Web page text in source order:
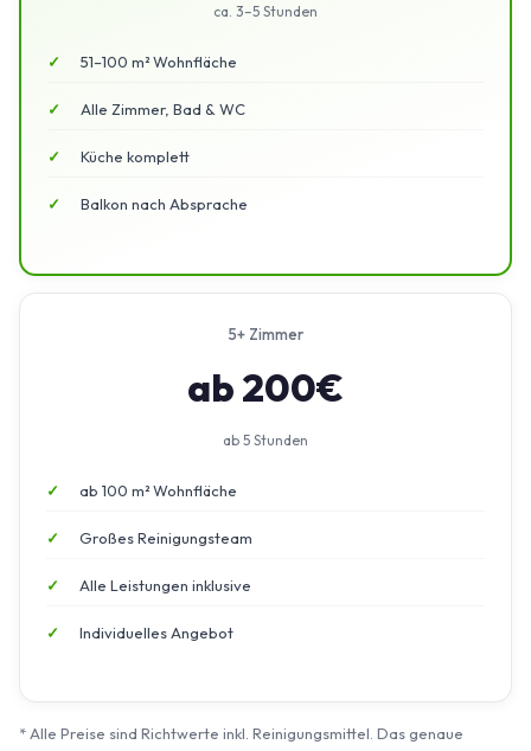
ca. 3–5 Stunden
51–100 m² Wohnfläche
Alle Zimmer, Bad & WC
Küche komplett
Balkon nach Absprache
5+ Zimmer
ab 200€
ab 5 Stunden
ab 100 m² Wohnfläche
Großes Reinigungsteam
Alle Leistungen inklusive
Individuelles Angebot
* Alle Preise sind Richtwerte inkl. Reinigungsmittel. Das genaue